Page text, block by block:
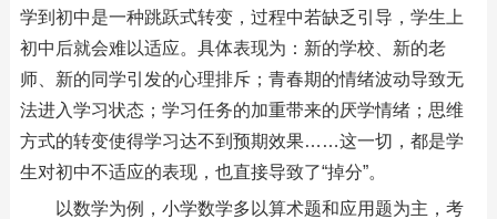
学到初中是一种跳跃式转变，过程中若缺乏引导，学生上
初中后就会难以适应。具体表现为：新的学校、新的老
师、新的同学引发的心理排斥；青春期的情绪波动导致无
法进入学习状态；学习任务的加重带来的厌学情绪；思维
方式的转变使得学习达不到预期效果……这一切，都是学
生对初中不适应的表现，也直接导致了“掉分”。
以数学为例，小学数学多以算术题和应用题为主，考